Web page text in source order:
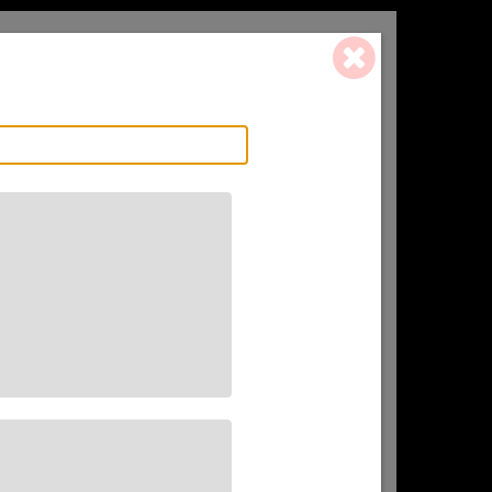
0 ART. - 0,00 €
CADEAU(X)